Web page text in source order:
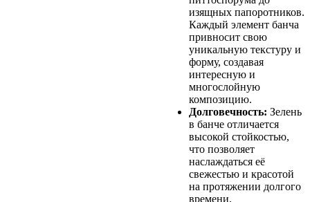
изящных папоротников.
Каждый элемент банча
привносит свою
уникальную текстуру и
форму, создавая
интересную и
многослойную
композицию.
Долговечность: Зелень
в банче отличается
высокой стойкостью,
что позволяет
наслаждаться её
свежестью и красотой
на протяжении долгого
времени.